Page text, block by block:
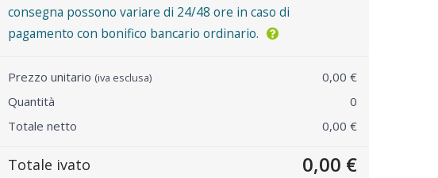
consegna possono variare di 24/48 ore in caso di
pagamento con bonifico bancario ordinario.
Prezzo unitario (iva esclusa)
0,00 €
Quantità
0
Totale netto
0,00 €
Totale ivato 0,00 €